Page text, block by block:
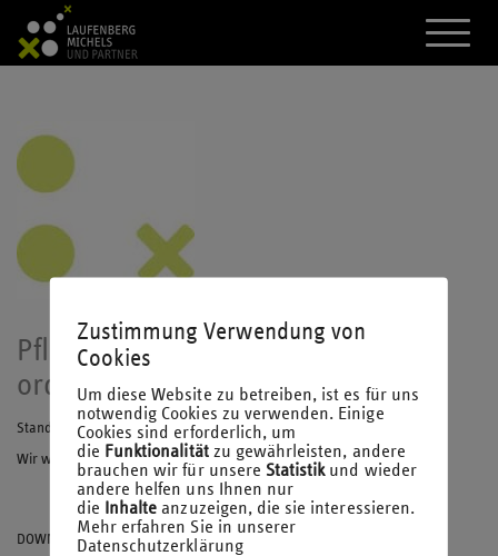
A
k
t
Pflichtangaben einer
ordnungsgemäßen Rechnung
Stand Januar 2026
Wir wünschen Ihnen viele Erkenntnisse beim Lesen.
DOWNLOAD
Zustimmung Verwendung von
Cookies
Um diese Website zu betreiben, ist es für uns
notwendig Cookies zu verwenden. Einige
Cookies sind erforderlich, um
die Funktionalitätzu gewährleisten, andere
brauchen wir für unsere Statistikund wieder
andere helfen uns Ihnen nur
die Inhalte anzuzeigen, die sie interessieren.
Mehr erfahren Sie in unserer
Datenschutzerklärung